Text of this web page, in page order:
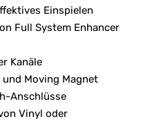
Einspielen
Full System Enhancer
Kanäle
Moving Magnet
Anschlüsse
Vinyl oder